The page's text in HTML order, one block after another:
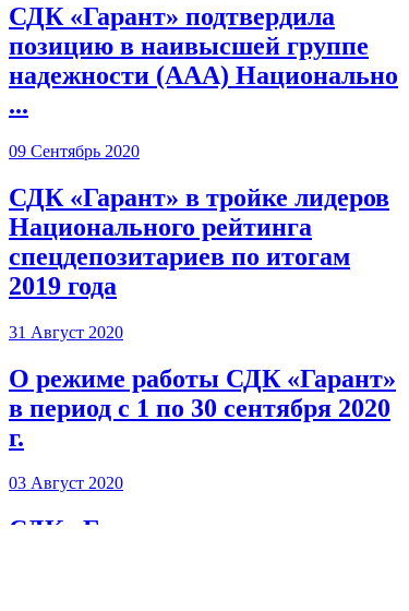
СДК «Гарант» подтвердила
позицию в наивысшей группе
надежности (ААА) Национально
...
09 Сентябрь 2020
СДК «Гарант» в тройке лидеров
Национального рейтинга
спецдепозитариев по итогам
2019 года
31 Август 2020
О режиме работы СДК «Гарант»
в период с 1 по 30 сентября 2020
г.
03 Август 2020
СДК «Гарант» празднует свое